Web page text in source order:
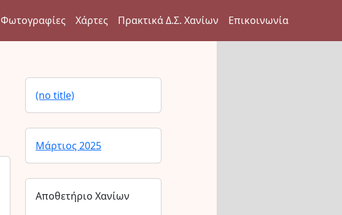
Φωτογραφίες Χάρτες Πρακτικά Δ.Σ. Χανίων Επικοινωνία
(no title)
Μάρτιος 2025
Αποθετήριο Χανίων